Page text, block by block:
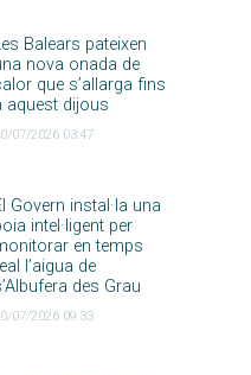
Balears pateixen
nova onada de
que s’allarga fins
aquest dijous
07/2026 03:47
Govern instal·la una
intel·ligent per
en temps
l’aigua de
des Grau
07/2026 09:33